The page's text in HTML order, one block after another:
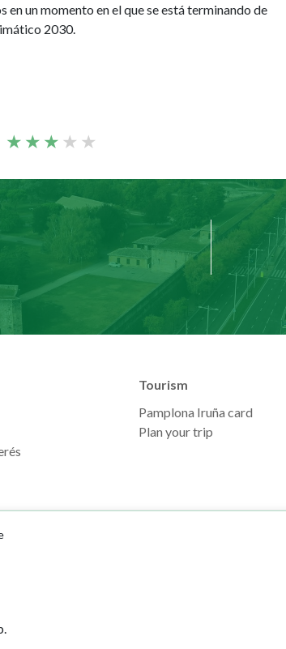
un momento en el que se está terminando de
2030.
Tourism
Pamplona Iruña card
Plan your trip